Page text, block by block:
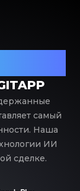
самый
Наша
ИИ
сделке.